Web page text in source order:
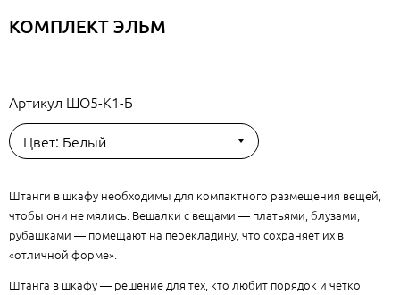
КОМПЛЕКТ ЭЛЬМ
Артикул ШО5-К1-Б
Цвет: Белый
Штанги в шкафу необходимы для компактного размещения вещей,
чтобы они не мялись. Вешалки с вещами — платьями, блузами,
рубашками — помещают на перекладину, что сохраняет их в
«отличной форме».
Штанга в шкафу — решение для тех, кто любит порядок и чётко